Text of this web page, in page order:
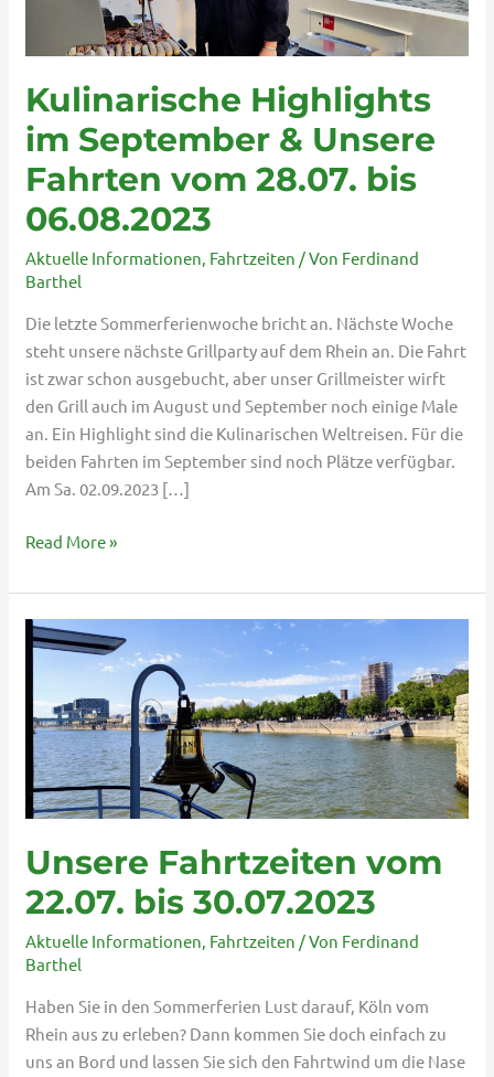
Kulinarische Highlights
im September & Unsere
Fahrten vom 28.07. bis
06.08.2023
Aktuelle Informationen, Fahrtzeiten / Von Ferdinand
Barthel
Die letzte Sommerferienwoche bricht an. Nächste Woche
steht unsere nächste Grillparty auf dem Rhein an. Die Fahrt
ist zwar schon ausgebucht, aber unser Grillmeister wirft
den Grill auch im August und September noch einige Male
an. Ein Highlight sind die Kulinarischen Weltreisen. Für die
beiden Fahrten im September sind noch Plätze verfügbar.
Am Sa. 02.09.2023 […]
vom
28.07.
bis
06.08.2023
Read More »
Unsere Fahrtzeiten vom
22.07. bis 30.07.2023
Aktuelle Informationen, Fahrtzeiten / Von Ferdinand
Barthel
Haben Sie in den Sommerferien Lust darauf, Köln vom
Rhein aus zu erleben? Dann kommen Sie doch einfach zu
uns an Bord und lassen Sie sich den Fahrtwind um die Nase
Unsere
Fahrtzeiten
22.07.
bis
30.07.2023